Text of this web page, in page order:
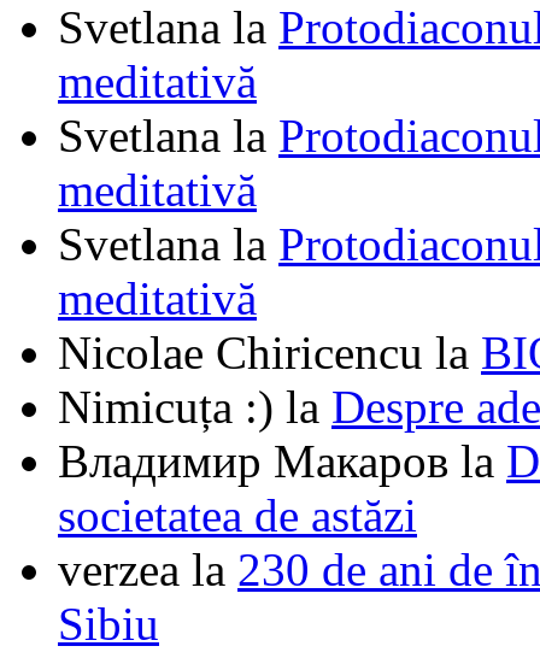
Svetlana la
meditativă
Svetlana la
meditativă
Svetlana la
meditativă
Nicolae Chiricencu la
Nimicuța :) la Despre
Владимир Макаров la
societatea de astăzi
verzea la 230 de ani de
Sibiu